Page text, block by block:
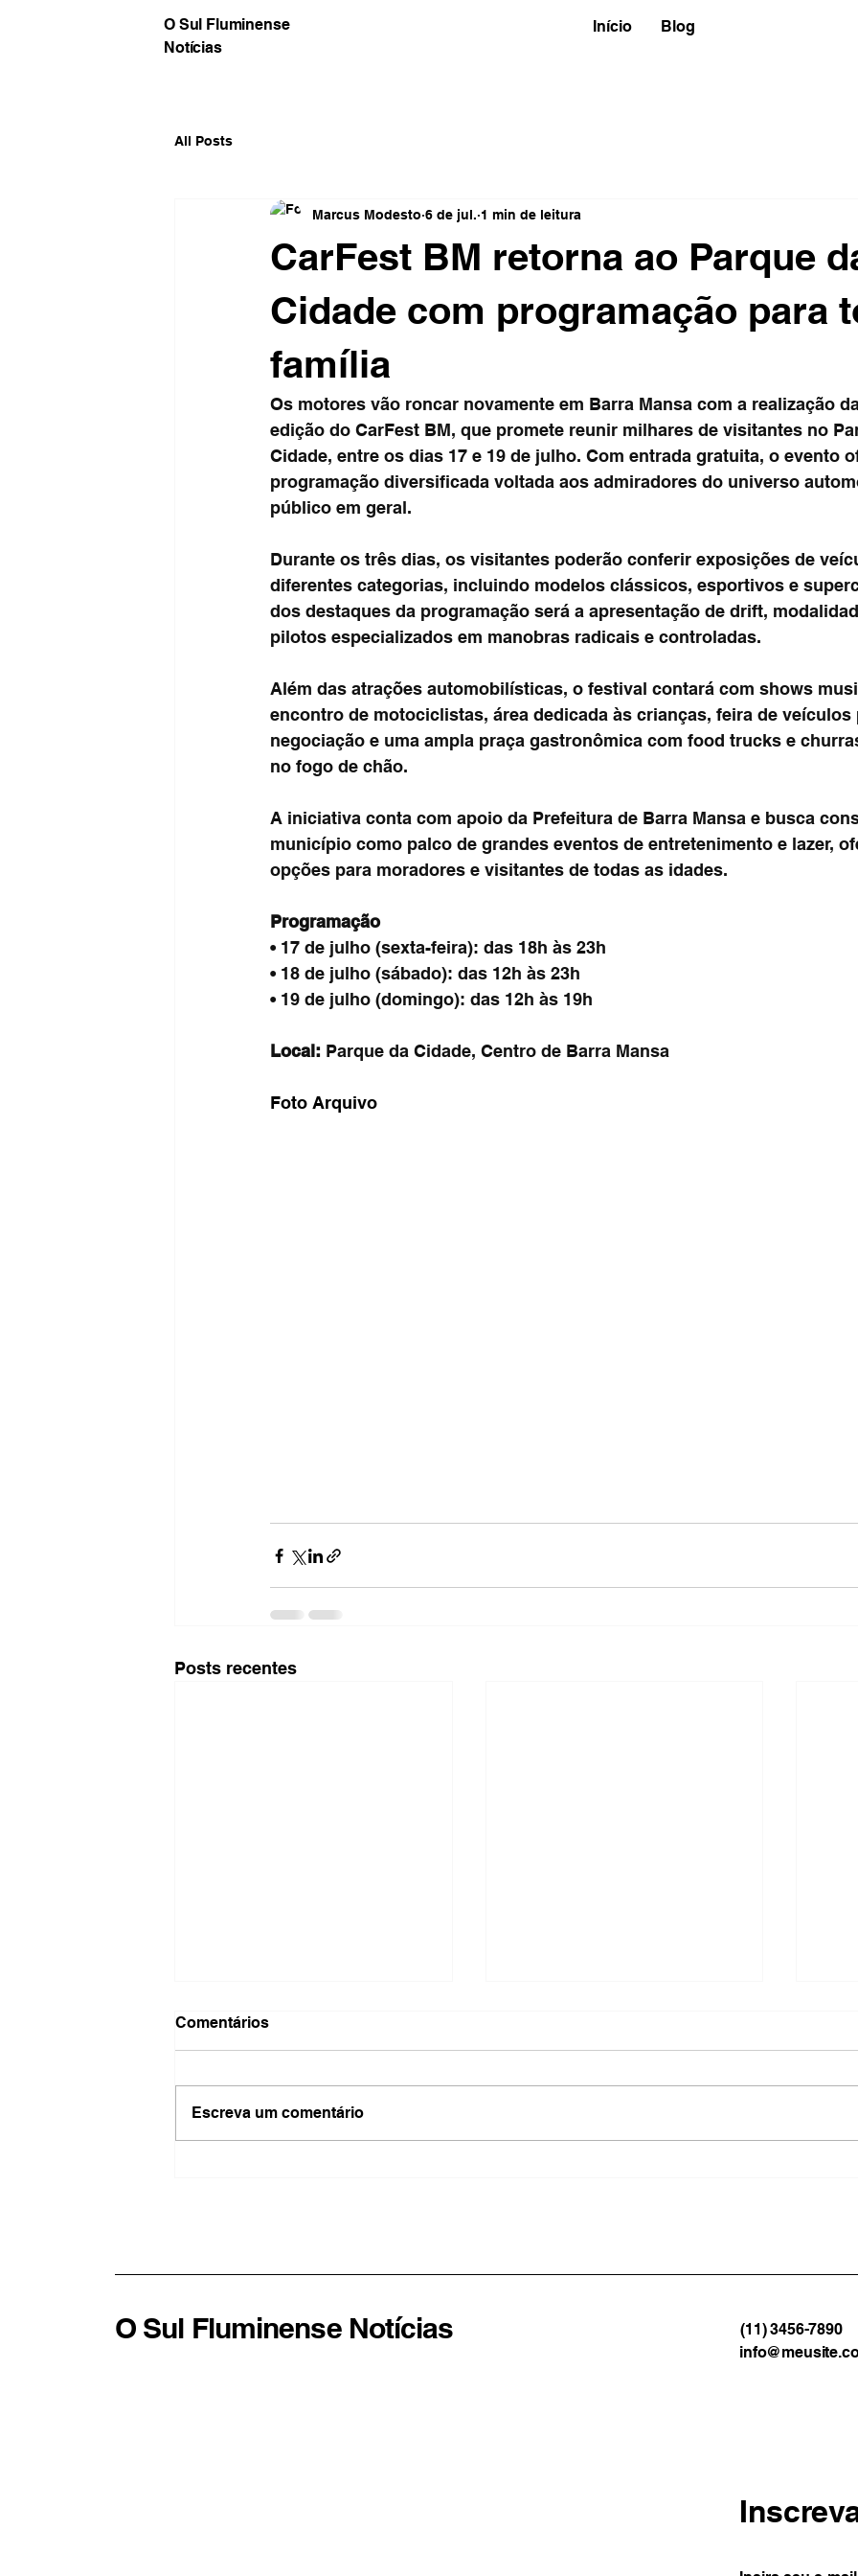
O Sul Fluminense
Notícias
Início Blog
All Posts
CarFest BM retorna ao Parque
Cidade com programação para
família
Marcus Modesto 6 de jul. 1 min de leitura
Os motores vão roncar novamente em Barra Mansa com a realização
edição do CarFest BM, que promete reunir milhares de visitantes no
Cidade, entre os dias 17 e 19 de julho. Com entrada gratuita, o evento
programação diversificada voltada aos admiradores do universo
público em geral.
Durante os três dias, os visitantes poderão conferir exposições de
diferentes categorias, incluindo modelos clássicos, esportivos e
dos destaques da programação será a apresentação de drift,
pilotos especializados em manobras radicais e controladas.
Além das atrações automobilísticas, o festival contará com shows
encontro de motociclistas, área dedicada às crianças, feira de veículos
negociação e uma ampla praça gastronômica com food trucks e
no fogo de chão.
A iniciativa conta com apoio da Prefeitura de Barra Mansa e busca
município como palco de grandes eventos de entretenimento e lazer,
opções para moradores e visitantes de todas as idades.
Programação
• 17 de julho (sexta-feira): das 18h às 23h
• 18 de julho (sábado): das 12h às 23h
• 19 de julho (domingo): das 12h às 19h
Local: Parque da Cidade, Centro de Barra Mansa
Foto Arquivo
Posts recentes
Comentários
Escreva um comentário
O Sul Fluminense Notícias (11) 3456-7890